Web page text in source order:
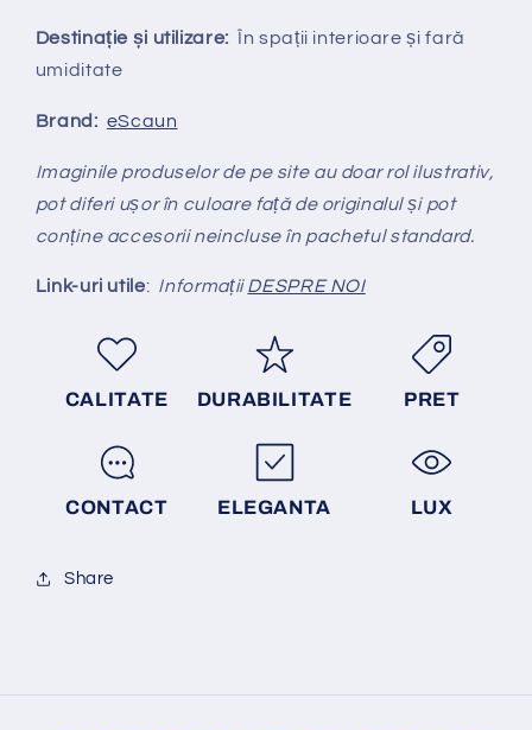
Destinație și utilizare: În spații interioare și fară
umiditate
Brand: eScaun
Imaginile produselor de pe site au doar rol ilustrativ,
pot diferi ușor în culoare față de originalul și pot
conține accesorii neincluse în pachetul standard.
Link-uri utile: InformațiiDESPRE NOI
CALITATE DURABILITATE PRET
CONTACT ELEGANTA LUX
Share